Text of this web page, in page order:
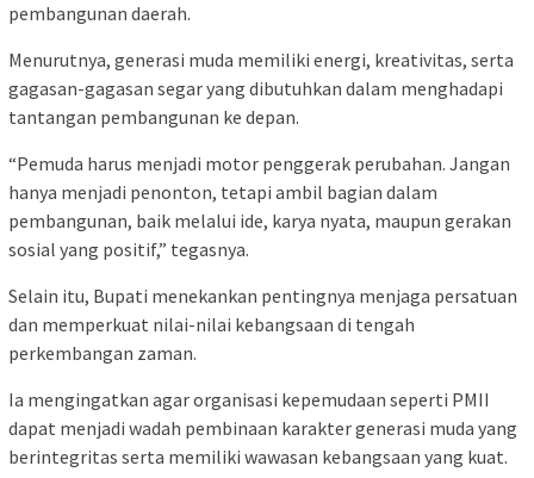
pembangunan daerah.
Menurutnya, generasi muda memiliki energi, kreativitas, serta
gagasan-gagasan segar yang dibutuhkan dalam menghadapi
tantangan pembangunan ke depan.
“Pemuda harus menjadi motor penggerak perubahan. Jangan
hanya menjadi penonton, tetapi ambil bagian dalam
pembangunan, baik melalui ide, karya nyata, maupun gerakan
sosial yang positif,” tegasnya.
Selain itu, Bupati menekankan pentingnya menjaga persatuan
dan memperkuat nilai-nilai kebangsaan di tengah
perkembangan zaman.
Ia mengingatkan agar organisasi kepemudaan seperti PMII
dapat menjadi wadah pembinaan karakter generasi muda yang
berintegritas serta memiliki wawasan kebangsaan yang kuat.